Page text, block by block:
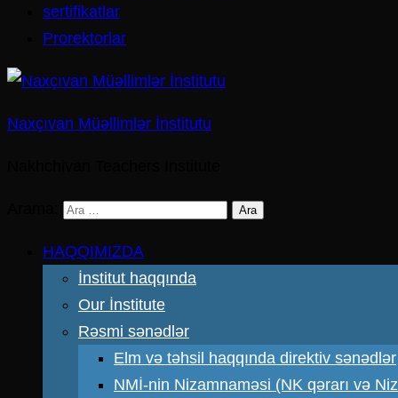
sertifikatlar
Prorektorlar
Naxçıvan Müəllimlər İnstitutu
HAQQIMIZDA
İnstitut haqqında
Our İnstitute
Rəsmi sənədlər
Elm və təhsil haqqında direktiv sənədlər
NMİ-nin Nizamnaməsi (NK qərarı və